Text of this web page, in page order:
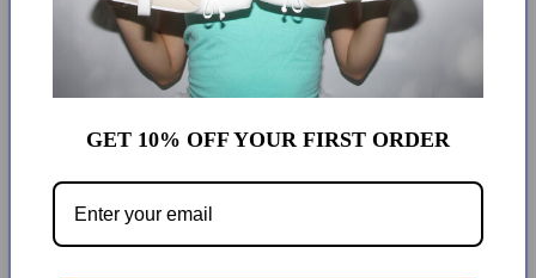
立即在 INSTAGRAM 上向我们
发送 DM，索取您的特别优
GET 10% OFF YOUR FIRST ORDER